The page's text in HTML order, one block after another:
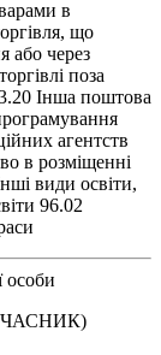
в
що
або через
поза
Інша поштова
агентств
в розміщенні
види освіти,
96.02
особи